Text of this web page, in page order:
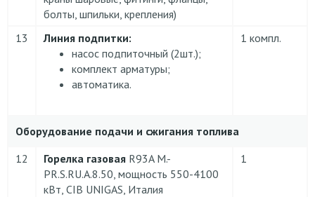
болты, шпильки, крепления)
13
Линия подпитки:
насос подпиточный (2шт.);
комплект арматуры;
автоматика.
1 компл.
Оборудование подачи и сжигания топлива
12
Горелка газовая R93A M.-
PR.S.RU.A.8.50, мощность 550-4100
кВт, CIB UNIGAS, Италия
1